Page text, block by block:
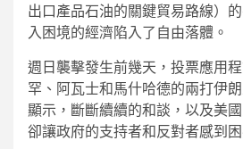
出口產品石油的關鍵貿易路線）
入困境的經濟陷入了自由落體。
週日襲擊發生前幾天，投票應用
罕、阿瓦士和馬什哈德的兩打伊
顯示，斷斷續續的和談，以及美
卻讓政府的支持者和反對者感到